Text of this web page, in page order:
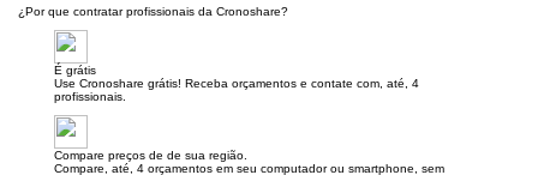
¿Por que contratar profissionais da Cronoshare?
É grátis
Use Cronoshare grátis! Receba orçamentos e contate com, até, 4
profissionais.
Compare preços de de sua região.
Compare, até, 4 orçamentos em seu computador ou smartphone, sem